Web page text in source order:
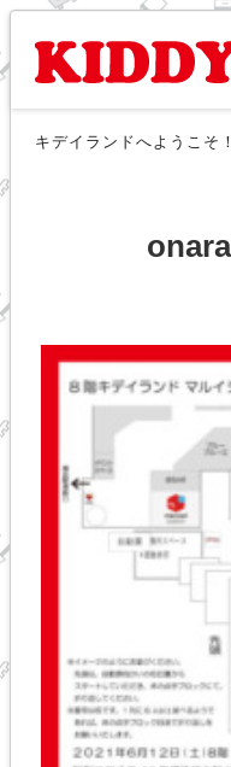
キデイランドへようこそ！